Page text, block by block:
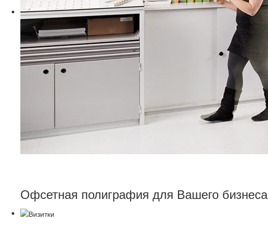
Офсетная полиграфия для Вашего бизнеса